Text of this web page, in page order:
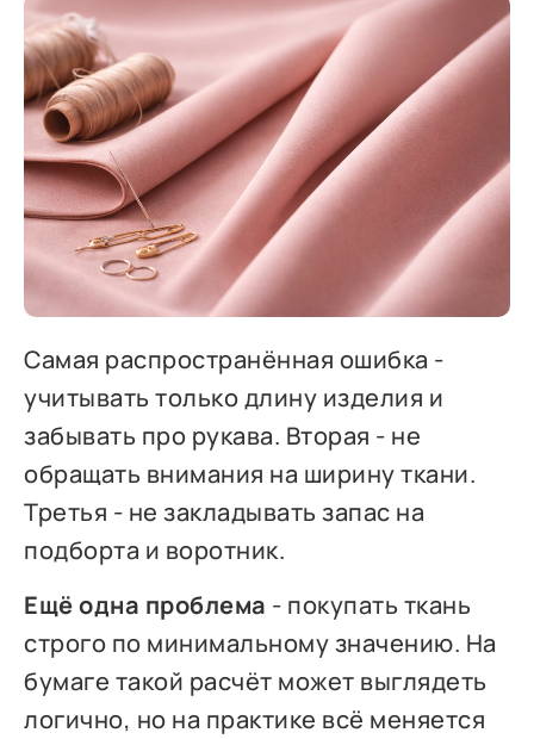
Самая распространённая ошибка -
учитывать только длину изделия и
забывать про рукава. Вторая - не
обращать внимания на ширину ткани.
Третья - не закладывать запас на
подборта и воротник.
Ещё одна проблема - покупать ткань
строго по минимальному значению. На
бумаге такой расчёт может выглядеть
логично, но на практике всё меняется